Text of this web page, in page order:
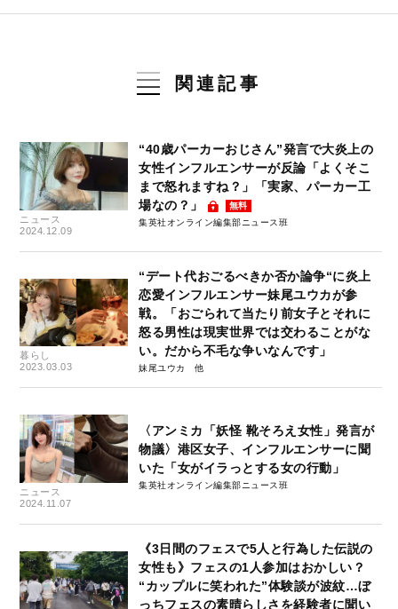
関連記事
ニュース
2024.12.09
“40歳パーカーおじさん”発言で大炎上の
女性インフルエンサーが反論「よくそこ
まで怒れますね？」「実家、パーカー工
場なの？」
無料
集英社オンライン編集部ニュース班
暮らし
2023.03.03
“デート代おごるべきか否か論争“に炎上
恋愛インフルエンサー妹尾ユウカが参
戦。「おごられて当たり前女子とそれに
怒る男性は現実世界では交わることがな
い。だから不毛な争いなんです」
妹尾ユウカ
ニュース
2024.11.07
〈アンミカ「妖怪 靴そろえ女性」発言が
物議〉港区女子、インフルエンサーに聞
いた「女がイラっとする女の行動」
集英社オンライン編集部ニュース班
《3日間のフェスで5人と行為した伝説の
女性も》フェスの1人参加はおかしい？
“カップルに笑われた”体験談が波紋…ぼ
っちフェスの素晴らしさを経験者に聞い